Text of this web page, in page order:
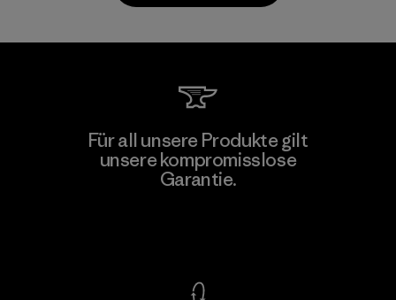
Toray International, Inc.
Material-supplier
Für all unsere Produkte gilt
unsere kompromisslose
Garantie.